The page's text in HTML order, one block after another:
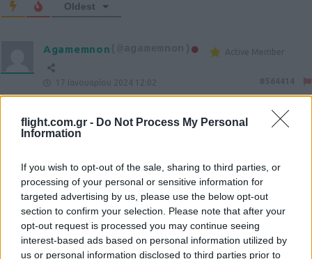
flight.com.gr - Do Not Process My Personal
Information
If you wish to opt-out of the sale, sharing to third parties, or
processing of your personal or sensitive information for
targeted advertising by us, please use the below opt-out
section to confirm your selection. Please note that after your
opt-out request is processed you may continue seeing
interest-based ads based on personal information utilized by
us or personal information disclosed to third parties prior to
Oldest
Agamemnon Active Member
17 Ιανουαρίου 2024 12:02
1 Reply
christos_choris_a(@christos_choris_a)
Active Member
17 Ιανουαρίου 2024 20:59
#564520
Πιστοί στις παραδόσεις οι Αιθίοπες. Στις αρχές της δεκαετίας του
’90 βομβάρδιζαν τους Σομαλούς αντάρτες με MiG-21bis.